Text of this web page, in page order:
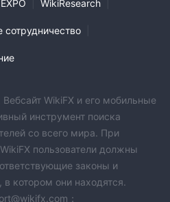
EXPO WikiResearch
сотрудничество
WikiFX и его мобильные
инструмент поиска
со всего мира. При
пользователи должны
законы и
котором они находятся.
；